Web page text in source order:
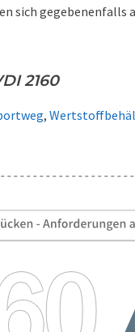
sich gegebenenfalls
2160
,